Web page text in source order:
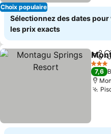
Choix populaire
Sélectionnez des dates pour
les prix exacts
3 Étoiles
7,6